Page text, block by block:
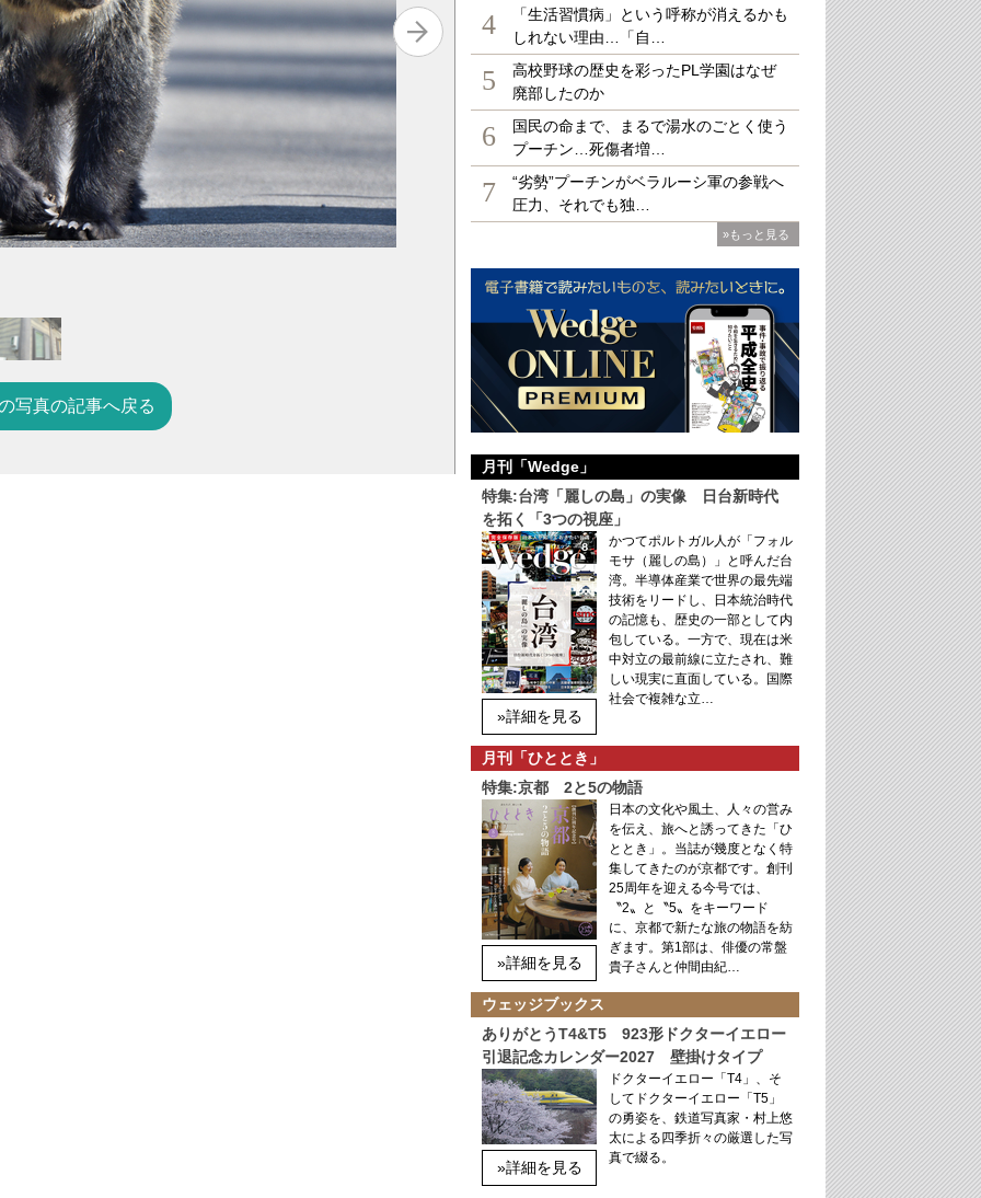
写真の記事へ戻る
4
「生活習慣病」という呼称が消えるかも
しれない理由…「自…
5
高校野球の歴史を彩ったPL学園はなぜ
廃部したのか
6
国民の命まで、まるで湯水のごとく使う
プーチン…死傷者増…
7
“劣勢”プーチンがベラルーシ軍の参戦へ
圧力、それでも独…
»もっと見る
月刊「Wedge」
特集:台湾「麗しの島」の実像 日台新時代
を拓く「3つの視座」
»詳細を見る
かつてポルトガル人が「フォル
モサ（麗しの島）」と呼んだ台
湾。半導体産業で世界の最先端
技術をリードし、日本統治時代
の記憶も、歴史の一部として内
包している。一方で、現在は米
中対立の最前線に立たされ、難
しい現実に直面している。国際
社会で複雑な立…
月刊「ひととき」
特集:京都 2と5の物語
»詳細を見る
日本の文化や風土、人々の営み
を伝え、旅へと誘ってきた「ひ
ととき」。当誌が幾度となく特
集してきたのが京都です。創刊
25周年を迎える今号では、
〝2〟と〝5〟をキーワード
に、京都で新たな旅の物語を紡
ぎます。第1部は、俳優の常盤
貴子さんと仲間由紀…
ウェッジブックス
ありがとうT4&T5 923形ドクターイエロー
引退記念カレンダー2027 壁掛けタイプ
»詳細を見る
ドクターイエロー「T4」、そ
してドクターイエロー「T5」
の勇姿を、鉄道写真家・村上悠
太による四季折々の厳選した写
真で綴る。